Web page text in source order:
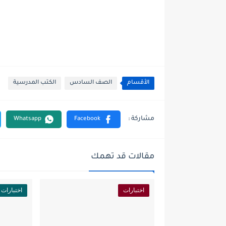
الأقسام الصف السادس الكتب المدرسية
مقالات قد تهمك
اختبارات اختبارات